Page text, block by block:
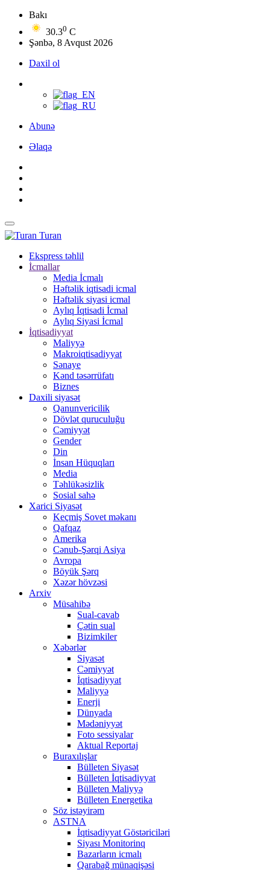
Bakı
30.30 C
Şənbə, 8 Avqust 2026
Daxil ol
Abunə
Əlaqə
Turan
Ekspress təhlil
İcmallar
Media İcmalı
Həftəlik iqtisadi icmal
Həftəlik siyasi icmal
Aylıq İqtisadi İcmal
Aylıq Siyasi İcmal
İqtisadiyyat
Maliyyə
Makroiqtisadiyyat
Sənaye
Kənd təsərrüfatı
Biznes
Daxili siyasət
Qanunvericilik
Dövlət quruculuğu
Cəmiyyət
Gender
Din
İnsan Hüquqları
Media
Təhlükəsizlik
Sosial sahə
Xarici Siyasət
Keçmiş Sovet məkanı
Qafqaz
Amerika
Cənub-Şərqi Asiya
Avropa
Böyük Şərq
Xəzər hövzəsi
Arxiv
Müsahibə
Sual-cavab
Çətin sual
Bizimkiler
Xəbərlər
Siyasət
Cəmiyyət
İqtisadiyyat
Maliyyə
Enerji
Dünyada
Mədəniyyət
Foto sessiyalar
Aktual Reportaj
Buraxılışlar
Bülleten Siyasət
Bülleten İqtisadiyyat
Bülleten Maliyyə
Bülleten Energetika
Söz istəyirəm
ASTNA
İqtisadiyyat Göstəriciləri
Siyası Monitorinq
Bazarların icmalı
Qarabağ münaqişəsi